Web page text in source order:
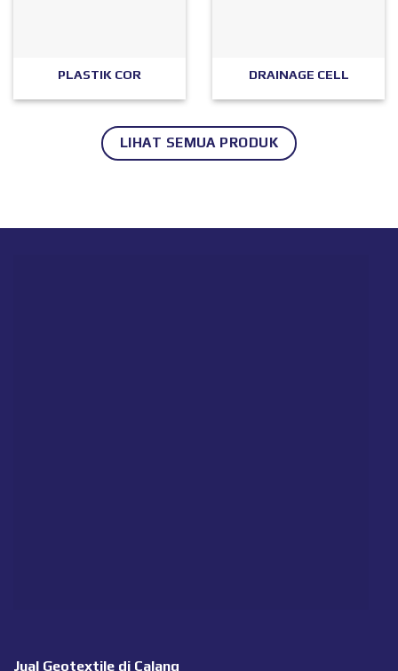
PLASTIK COR DRAINAGE CELL
LIHAT SEMUA PRODUK
Jual Geotextile di Calang